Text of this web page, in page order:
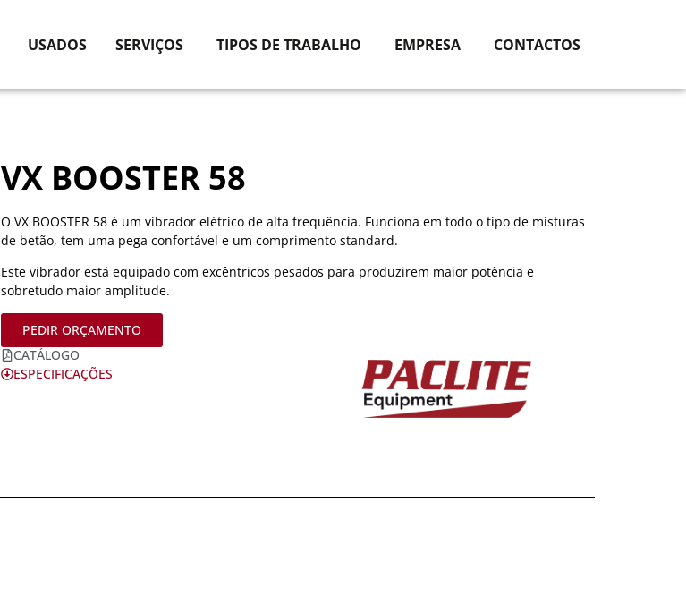
USADOS SERVIÇOS TIPOS DE TRABALHO EMPRESA CONTACTOS
VX BOOSTER 58
O VX BOOSTER 58 é um vibrador elétrico de alta frequência. Funciona em todo o tipo de misturas
de betão, tem uma pega confortável e um comprimento standard.
Este vibrador está equipado com excêntricos pesados para produzirem maior potência e
sobretudo maior amplitude.
PEDIR ORÇAMENTO
CATÁLOGO
ESPECIFICAÇÕES